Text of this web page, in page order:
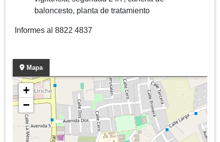
baloncesto, planta de tratamiento
Informes al 8822 4837
Mapa
+
−